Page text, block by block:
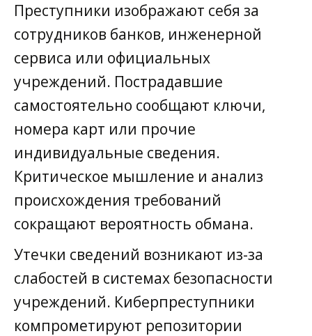
Преступники изображают себя за
сотрудников банков, инженерной
сервиса или официальных
учреждений. Пострадавшие
самостоятельно сообщают ключи,
номера карт или прочие
индивидуальные сведения.
Критическое мышление и анализ
происхождения требований
сокращают вероятность обмана.
Утечки сведений возникают из-за
слабостей в системах безопасности
учреждений. Киберпреступники
компрометируют репозитории